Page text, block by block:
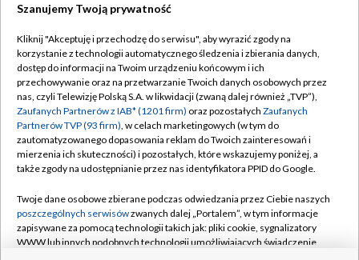
TVP
Abonament TVP
Emisja w TVP
Centrum informacji TVP
Naziemna Telewizja Cyfrowa
Rada Programowa
System NOS
Regulamin TVP
Polityka prywatności
Moje zgody
Pomoc
Kontakt
Szanujemy Twoją prywatność
Kliknij "Akceptuję i przechodzę do serwisu", aby wyrazić zgody na
korzystanie z technologii automatycznego śledzenia i zbierania danych,
dostęp do informacji na Twoim urządzeniu końcowym i ich
przechowywanie oraz na przetwarzanie Twoich danych osobowych przez
nas, czyli Telewizję Polską S.A. w likwidacji (zwaną dalej również „TVP”),
Zaufanych Partnerów z IAB* (1201 firm) oraz pozostałych Zaufanych
Partnerów TVP (93 firm), w celach marketingowych (w tym do
zautomatyzowanego dopasowania reklam do Twoich zainteresowań i
mierzenia ich skuteczności) i pozostałych, które wskazujemy poniżej, a
także zgody na udostępnianie przez nas identyfikatora PPID do Google.
Twoje dane osobowe zbierane podczas odwiedzania przez Ciebie naszych
poszczególnych serwisówzwanych dalej „Portalem”, w tym informacje
zapisywane za pomocą technologii takich jak: pliki cookie, sygnalizatory
WWW lub innych podobnych technologii umożliwiających świadczenie